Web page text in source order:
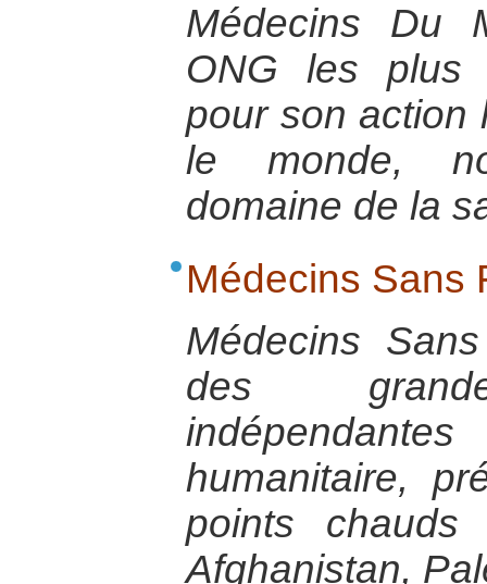
Médecins Du
ONG les plus
pour son action
le monde,
domaine de la
Médecins Sans
Médecins
des
humanitaire,
points chauds
Afghanistan,